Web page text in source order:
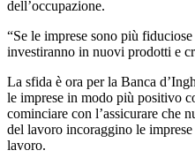
dell’occupazione.
“Se le imprese sono più
investiranno in nuovi prodotti e
La sfida è ora per la Banca
le imprese in modo più positivo
cominciare con l’assicurare che
del lavoro incoraggino le
lavoro.